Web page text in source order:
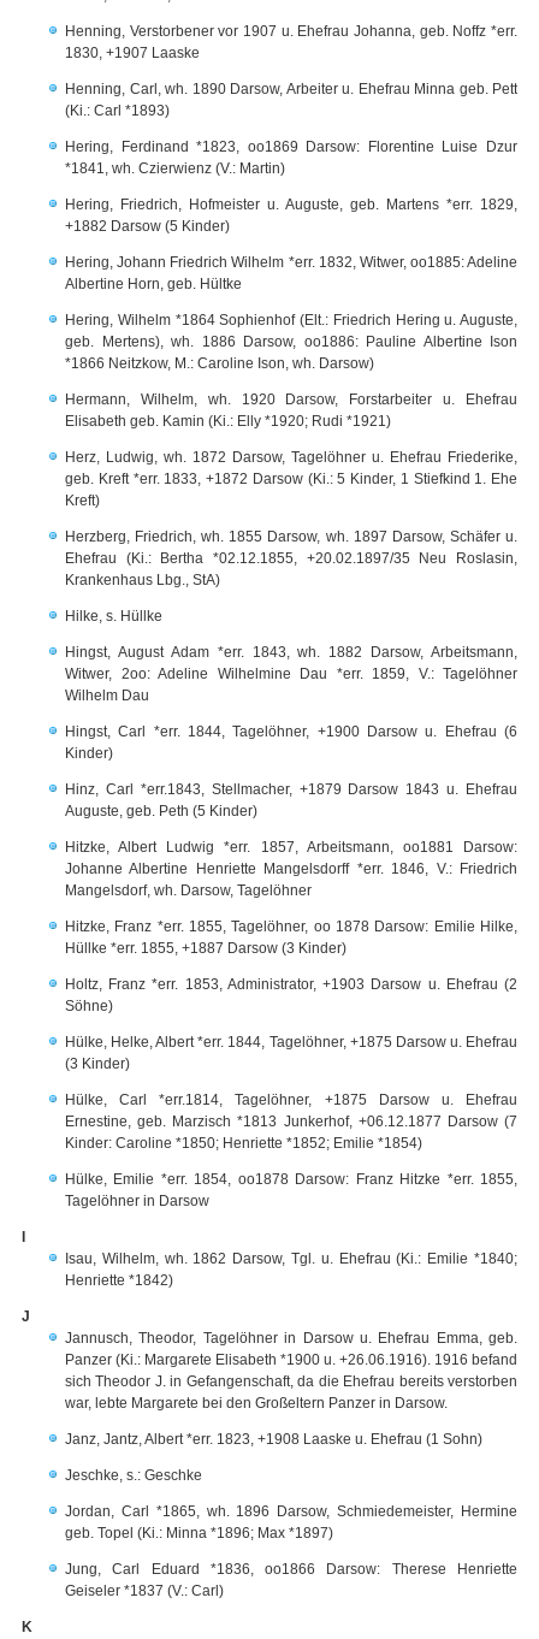
Henning, Verstorbener vor 1907 u. Ehefrau Johanna, geb. Noffz *err.
1830, +1907 Laaske
Henning, Carl, wh. 1890 Darsow, Arbeiter u. Ehefrau Minna geb. Pett
(Ki.: Carl *1893)
Hering, Ferdinand *1823, oo1869 Darsow: Florentine Luise Dzur
*1841, wh. Czierwienz (V.: Martin)
Hering, Friedrich, Hofmeister u. Auguste, geb. Martens *err. 1829,
+1882 Darsow (5 Kinder)
Hering, Johann Friedrich Wilhelm *err. 1832, Witwer, oo1885: Adeline
Albertine Horn, geb. Hültke
Hering, Wilhelm *1864 Sophienhof (Elt.: Friedrich Hering u. Auguste,
geb. Mertens), wh. 1886 Darsow, oo1886: Pauline Albertine Ison
*1866 Neitzkow, M.: Caroline Ison, wh. Darsow)
Hermann, Wilhelm, wh. 1920 Darsow, Forstarbeiter u. Ehefrau
Elisabeth geb. Kamin (Ki.: Elly *1920; Rudi *1921)
Herz, Ludwig, wh. 1872 Darsow, Tagelöhner u. Ehefrau Friederike,
geb. Kreft *err. 1833, +1872 Darsow (Ki.: 5 Kinder, 1 Stiefkind 1. Ehe
Kreft)
Herzberg, Friedrich, wh. 1855 Darsow, wh. 1897 Darsow, Schäfer u.
Ehefrau (Ki.: Bertha *02.12.1855, +20.02.1897/35 Neu Roslasin,
Krankenhaus Lbg., StA)
Hilke, s. Hüllke
Hingst, August Adam *err. 1843, wh. 1882 Darsow, Arbeitsmann,
Witwer, 2oo: Adeline Wilhelmine Dau *err. 1859, V.: Tagelöhner
Wilhelm Dau
Hingst, Carl *err. 1844, Tagelöhner, +1900 Darsow u. Ehefrau (6
Kinder)
Hinz, Carl *err.1843, Stellmacher, +1879 Darsow 1843 u. Ehefrau
Auguste, geb. Peth (5 Kinder)
Hitzke, Albert Ludwig *err. 1857, Arbeitsmann, oo1881 Darsow:
Johanne Albertine Henriette Mangelsdorff *err. 1846, V.: Friedrich
Mangelsdorf, wh. Darsow, Tagelöhner
Hitzke, Franz *err. 1855, Tagelöhner, oo 1878 Darsow: Emilie Hilke,
Hüllke *err. 1855, +1887 Darsow (3 Kinder)
Holtz, Franz *err. 1853, Administrator, +1903 Darsow u. Ehefrau (2
Söhne)
Hülke, Helke, Albert *err. 1844, Tagelöhner, +1875 Darsow u. Ehefrau
(3 Kinder)
Hülke, Carl *err.1814, Tagelöhner, +1875 Darsow u. Ehefrau
Ernestine, geb. Marzisch *1813 Junkerhof, +06.12.1877 Darsow (7
Kinder: Caroline *1850; Henriette *1852; Emilie *1854)
Hülke, Emilie *err. 1854, oo1878 Darsow: Franz Hitzke *err. 1855,
Tagelöhner in Darsow
Isau, Wilhelm, wh. 1862 Darsow, Tgl. u. Ehefrau (Ki.: Emilie *1840;
Henriette *1842)
J
Jannusch, Theodor, Tagelöhner in Darsow u. Ehefrau Emma, geb.
Panzer (Ki.: Margarete Elisabeth *1900 u. +26.06.1916). 1916 befand
sich Theodor J. in Gefangenschaft, da die Ehefrau bereits verstorben
war, lebte Margarete bei den Großeltern Panzer in Darsow.
Janz, Jantz, Albert *err. 1823, +1908 Laaske u. Ehefrau (1 Sohn)
Jeschke, s.: Geschke
Jordan, Carl *1865, wh. 1896 Darsow, Schmiedemeister, Hermine
geb. Topel (Ki.: Minna *1896; Max *1897)
Jung, Carl Eduard *1836, oo1866 Darsow: Therese Henriette
Geiseler *1837 (V.: Carl)
K